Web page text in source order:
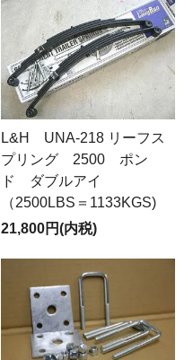
L&H UNA-218 リーフス
プリング 2500 ポン
ド ダブルアイ
（2500LBS＝1133KGS)
21,800円(内税)